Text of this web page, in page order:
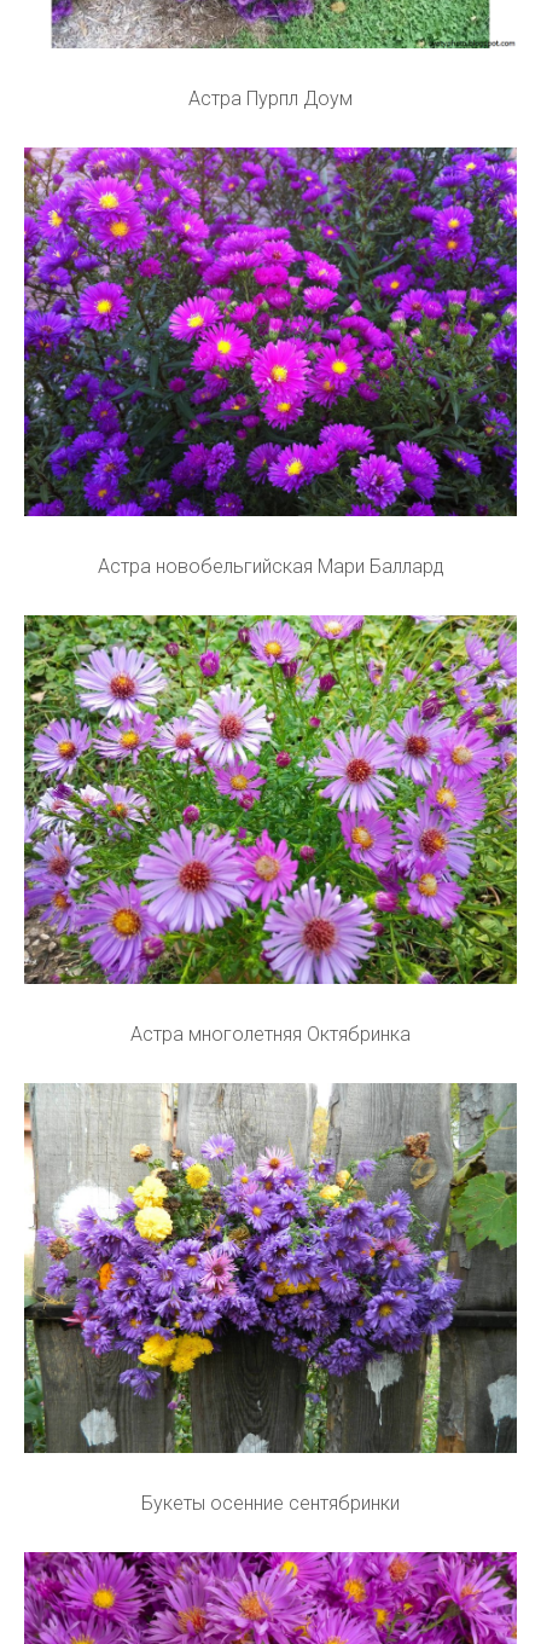
Астра Пурпл Доум
Астра новобельгийская Мари Баллард
Астра многолетняя Октябринка
Букеты осенние сентябринки